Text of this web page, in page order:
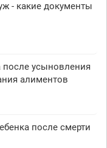
- какие документы
после усыновления
алиментов
после смерти